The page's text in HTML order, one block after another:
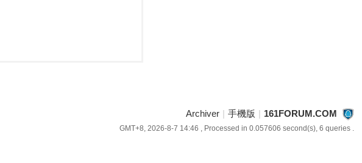
Archiver | 手機版 | 161FORUM.COM
GMT+8, 2026-8-7 14:46 , Processed in 0.057606 second(s), 6 queries .